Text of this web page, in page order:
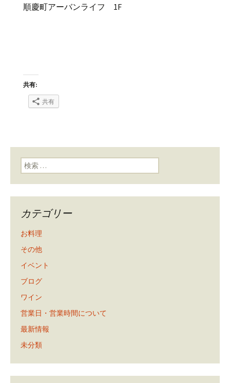
順慶町アーバンライフ 1F
共有:
共有
検索:
カテゴリー
お料理
その他
イベント
ブログ
ワイン
営業日・営業時間について
最新情報
未分類